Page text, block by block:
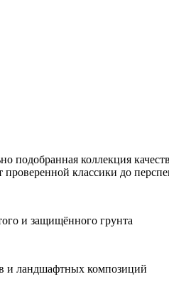
подобранная коллекция
классики до
и защищённого грунта
и ландшафтных композиций